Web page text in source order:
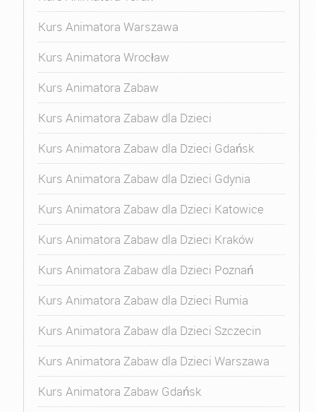
Kurs Animatora Warszawa
Kurs Animatora Wrocław
Kurs Animatora Zabaw
Kurs Animatora Zabaw dla Dzieci
Kurs Animatora Zabaw dla Dzieci Gdańsk
Kurs Animatora Zabaw dla Dzieci Gdynia
Kurs Animatora Zabaw dla Dzieci Katowice
Kurs Animatora Zabaw dla Dzieci Kraków
Kurs Animatora Zabaw dla Dzieci Poznań
Kurs Animatora Zabaw dla Dzieci Rumia
Kurs Animatora Zabaw dla Dzieci Szczecin
Kurs Animatora Zabaw dla Dzieci Warszawa
Kurs Animatora Zabaw Gdańsk